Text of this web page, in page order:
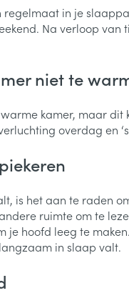
in je
Na verloop
niet te
kamer, maar
overdag en
is het aan te raden
ruimte om te
je hoofd leeg te
in slaap valt.